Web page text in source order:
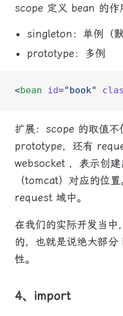
scope 定义 bean 的作
singleton：单例（默
prototype：多例
<bean id="book"
扩展：scope 的取值
prototype，还有
websocket ，表示创
（tomcat）对应的位
request 域中。
在我们的实际开发当中
的，也就是说绝大部
性。
4、import